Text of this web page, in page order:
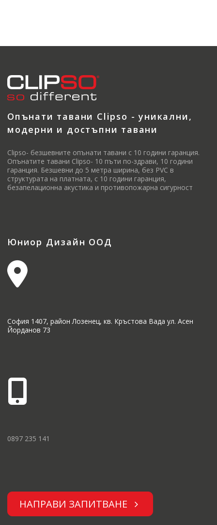
Опънати тавани Clipso - уникални,
модерни и достъпни тавани
Clipso- безшевните опънати тавани с 10 години гаранция.
Опънатите тавани Clipso- 10 пъти по-здрави, 10 години
гаранция. Безшевни до 5 метра ширина, без PVC в
структурата на платната, с 10 години гаранция,
безапелационна акустика и противопожарна сигурност
Юниор Дизайн ООД
София 1407, район Лозенец, кв. Кръстова Вада ул. Асен
Йорданов 73
0897 235 141
НАПРАВИ ЗАПИТВАНЕ